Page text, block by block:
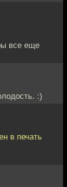
все еще
:)
в печать